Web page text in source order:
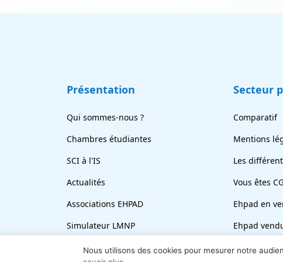
Présentation
Qui sommes-nous ?
Chambres étudiantes
SCI à l'IS
Actualités
Associations EHPAD
Simulateur LMNP
En bref
Secteur
Comparatif
Mentions
Les
Vous êtes
Ehpad en
Ehpad
Revendez
Nous utilisons des cookies pour mesurer notre